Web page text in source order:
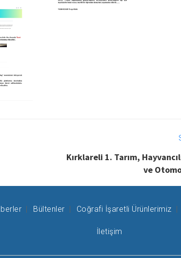
Kırklareli 1. Tarım,
ve
Bültenler Coğrafi İşaretli Ürünlerimiz
İletişim